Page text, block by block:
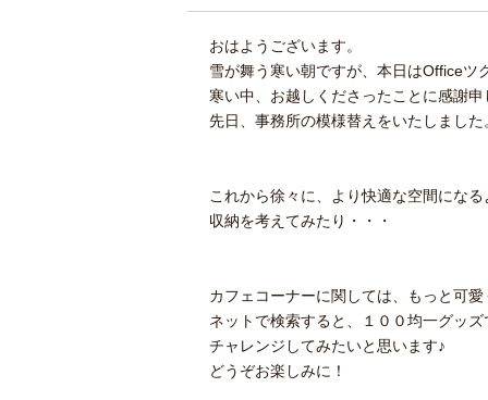
おはようございます。
雪が舞う寒い朝ですが、本日はOfficeツ
寒い中、お越しくださったことに感謝
先日、事務所の模様替えをいたしました
これから徐々に、より快適な空間にな
収納を考えてみたり・・・
カフェコーナーに関しては、もっと可
ネットで検索すると、１００均一グッ
チャレンジしてみたいと思います♪
どうぞお楽しみに！